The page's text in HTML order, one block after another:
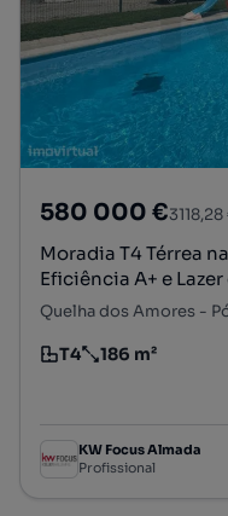
580 000 €
Moradia T4 Térrea
Eficiência A+ e Lazer
Tipologia
T4
Preço por metro
186 m²
KW Focus Almada
Profissional